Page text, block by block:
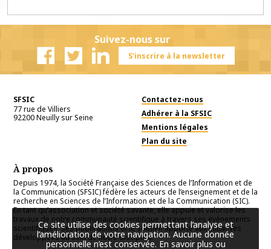
Suivez-nous sur
S'inscrire à la newsletter
SFSIC
77 rue de Villiers
92200Neuilly sur Seine
Contactez-nous
Adhérer à la SFSIC
Mentions légales
Plan du site
À propos
Depuis 1974, la Société Française des Sciences de l’Information et de
la Communication (SFSIC) fédère les acteurs de l’enseignement et de la
recherche en Sciences de l’Information et de la Communication (SIC).
En tant qu’association et société savante, elle appuie et valorise les
travaux de notre communauté scientifique à travers ses événements
scientifiques, ses publications et le soutien apporté aux initiatives
développées au sein de notre discipline.
Ce site utilise des cookies permettant l’analyse et
l’amélioration de votre navigation. Aucune donnée
personnelle n’est conservée. En savoir plus ou